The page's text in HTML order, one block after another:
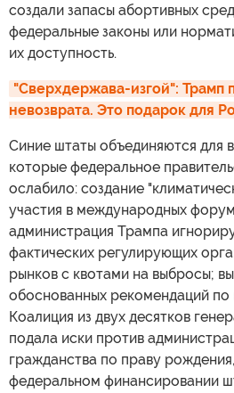
создали запасы абортивных
федеральные законы или
их доступность.
"Сверхдержава-изгой": Трамп
невозврата. Это подарок для
Синие штаты объединяются для
которые федеральное
ослабило: создание
участия в международных
администрация Трампа
фактических регулирующих
рынков с квотами на выбросы;
обоснованных рекомендаций по
Коалиция из двух десятков
подала иски против
гражданства по праву
федеральном финансировании